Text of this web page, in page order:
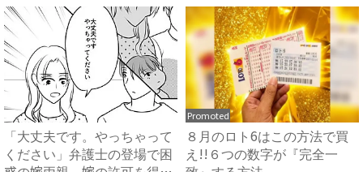
「大丈夫です。やっちゃって
ください」弁護士の登場で困
Promoted
８月のロト6はこの方法で買
え!!６つの数字が『完全一